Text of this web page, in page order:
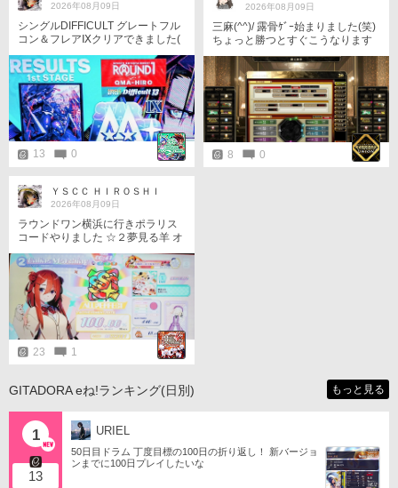
2026年08月09日
シングルDIFFICULT グレートフル
コン＆フレアⅨクリアできました(
´∀｀)b
13 0
2026年08月09日
三麻(^^)/ 露骨ｹﾞｰ始まりました(笑)
ちょっと勝つとすぐこうなります
るんだから露骨ｹﾞｰ 半荘やってみ
るか 8/9
8 0
ＹＳＣＣ ＨＩＲＯＳＨＩ
2026年08月09日
ラウンドワン横浜に行きポラリス
コードやりました ☆２夢見る羊 オ
23 1
GITADORA eね!ランキング(日別) もっと見る
1
13
URIEL
50日目ドラム 丁度目標の100日の折り返し！ 新バージョ
ンまでに100日プレイしたいな